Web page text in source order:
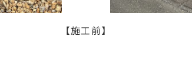
【施工前】